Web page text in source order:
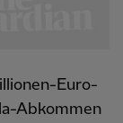
Euro-
Abkommen